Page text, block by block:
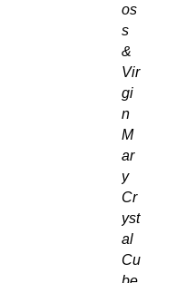
os
s
&
Vir
gi
n
M
ar
y
Cr
yst
al
Cu